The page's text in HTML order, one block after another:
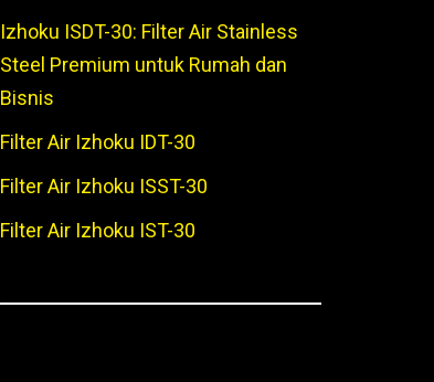
Izhoku ISDT-30: Filter Air Stainless
Steel Premium untuk Rumah dan
Bisnis
Filter Air Izhoku IDT-30
Filter Air Izhoku ISST-30
Filter Air Izhoku IST-30